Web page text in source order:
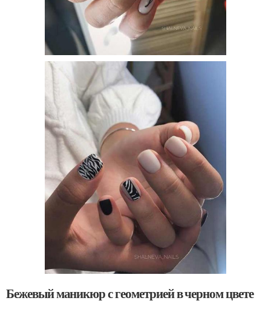
Бежевый маникюр с геометрией в черном цвете